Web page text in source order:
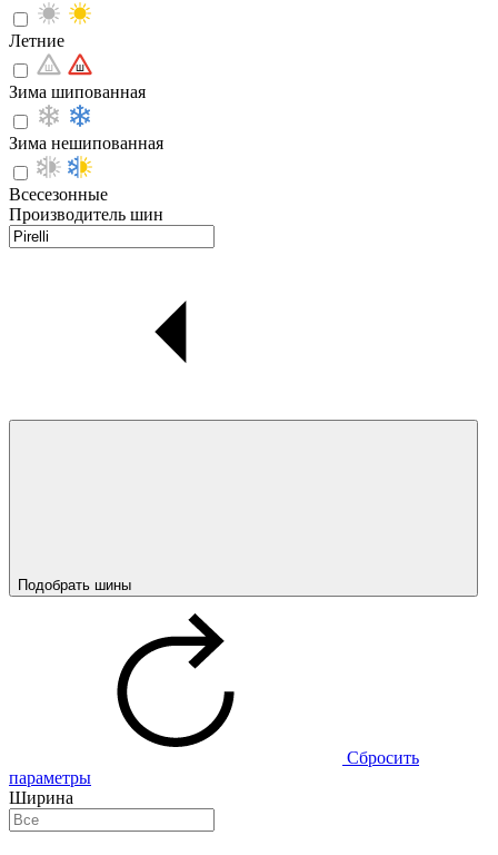
Летние
Зима шипованная
Зима нешипованная
Всесезонные
Производитель шин
Подобрать шины
Сбросить
параметры
Ширина